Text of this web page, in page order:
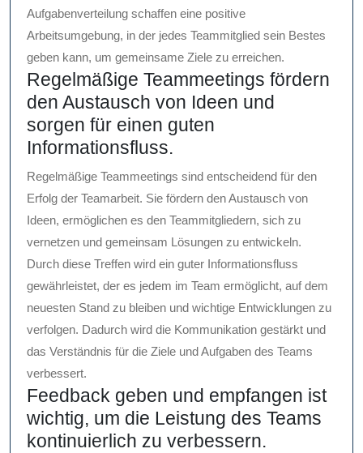
Aufgabenverteilung schaffen eine positive
Arbeitsumgebung, in der jedes Teammitglied sein Bestes
geben kann, um gemeinsame Ziele zu erreichen.
Regelmäßige Teammeetings fördern
den Austausch von Ideen und
sorgen für einen guten
Informationsfluss.
Regelmäßige Teammeetings sind entscheidend für den
Erfolg der Teamarbeit. Sie fördern den Austausch von
Ideen, ermöglichen es den Teammitgliedern, sich zu
vernetzen und gemeinsam Lösungen zu entwickeln.
Durch diese Treffen wird ein guter Informationsfluss
gewährleistet, der es jedem im Team ermöglicht, auf dem
neuesten Stand zu bleiben und wichtige Entwicklungen zu
verfolgen. Dadurch wird die Kommunikation gestärkt und
das Verständnis für die Ziele und Aufgaben des Teams
verbessert.
Feedback geben und empfangen ist
wichtig, um die Leistung des Teams
kontinuierlich zu verbessern.